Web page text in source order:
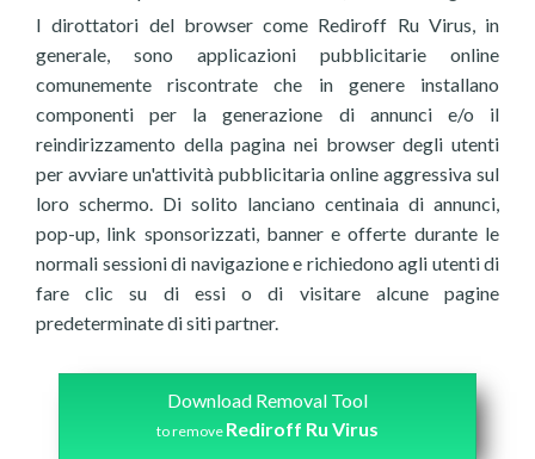
I dirottatori del browser come Rediroff Ru Virus, in
generale, sono applicazioni pubblicitarie online
comunemente riscontrate che in genere installano
componenti per la generazione di annunci e/o il
reindirizzamento della pagina nei browser degli utenti
per avviare un'attività pubblicitaria online aggressiva sul
loro schermo. Di solito lanciano centinaia di annunci,
pop-up, link sponsorizzati, banner e offerte durante le
normali sessioni di navigazione e richiedono agli utenti di
fare clic su di essi o di visitare alcune pagine
predeterminate di siti partner.
Download Removal Tool
to remove Rediroff Ru Virus